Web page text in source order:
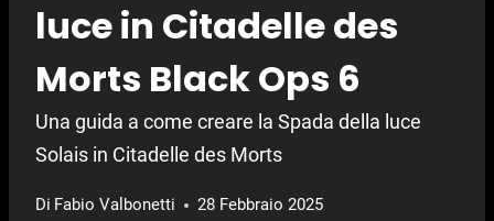
luce in Citadelle des
Morts Black Ops 6
Una guida a come creare la Spada della luce
Solais in Citadelle des Morts
Di Fabio Valbonetti 28 Febbraio 2025